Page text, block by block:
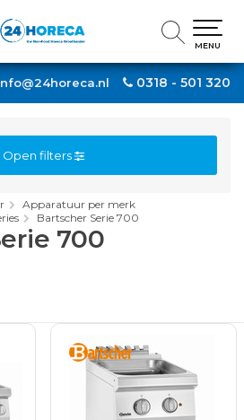
0318 - 501 320
MENU
MENU
Open filters
Apparatuur per merk
Bartscher Serie 700
700